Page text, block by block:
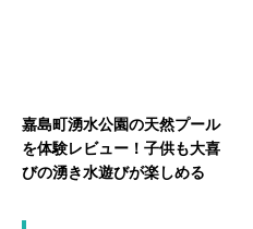
嘉島町湧水公園の天然プール
を体験レビュー！子供も大喜
びの湧き水遊びが楽しめる